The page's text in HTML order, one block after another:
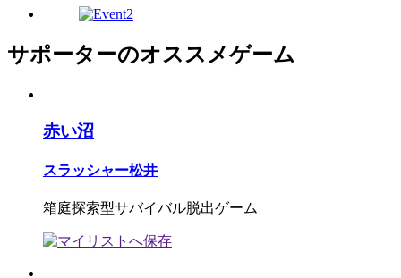
サポーターのオススメゲーム
赤い沼
スラッシャー松井
箱庭探索型サバイバル脱出ゲーム